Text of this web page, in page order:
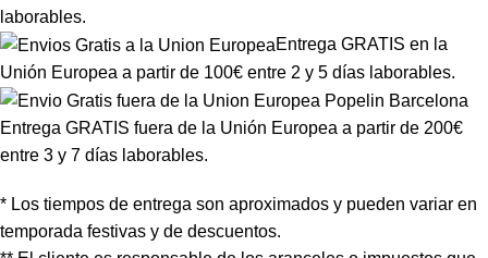
laborables.
Entrega GRATIS en la
Unión Europea a partir de 100€ entre 2 y 5 días laborables.
Entrega GRATIS fuera de la Unión Europea a partir de 200€
entre 3 y 7 días laborables.
* Los tiempos de entrega son aproximados y pueden variar en
temporada festivas y de descuentos.